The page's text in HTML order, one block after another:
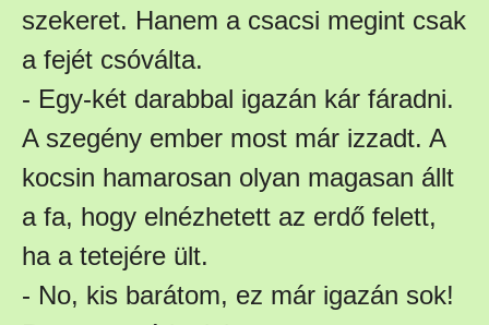
szekeret. Hanem a csacsi megint csak
a fejét csóválta.
- Egy-két darabbal igazán kár fáradni.
A szegény ember most már izzadt. A
kocsin hamarosan olyan magasan állt
a fa, hogy elnézhetett az erdő felett,
ha a tetejére ült.
- No, kis barátom, ez már igazán sok!